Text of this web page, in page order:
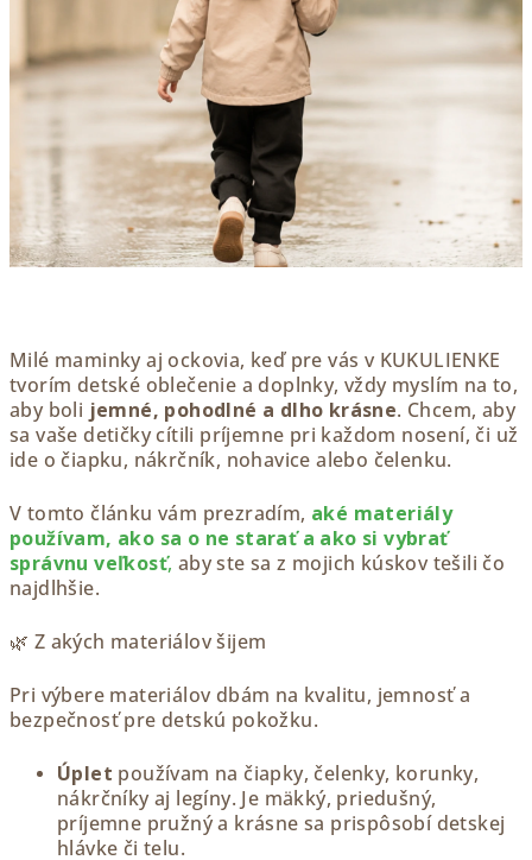
Milé maminky aj ockovia, keď pre vás v KUKULIENKE
tvorím detské oblečenie a doplnky, vždy myslím na to,
aby boli jemné, pohodlné a dlho krásne. Chcem, aby
sa vaše detičky cítili príjemne pri každom nosení, či už
ide o čiapku, nákrčník, nohavice alebo čelenku.
V tomto článku vám prezradím, aké materiály
používam, ako sa o ne starať a ako si vybrať
správnu veľkosť, aby ste sa z mojich kúskov tešili čo
najdlhšie.
🌿 Z akých materiálov šijem
Pri výbere materiálov dbám na kvalitu, jemnosť a
bezpečnosť pre detskú pokožku.
Úplet používam na čiapky, čelenky, korunky,
nákrčníky aj legíny. Je mäkký, priedušný,
príjemne pružný a krásne sa prispôsobí detskej
hlávke či telu.